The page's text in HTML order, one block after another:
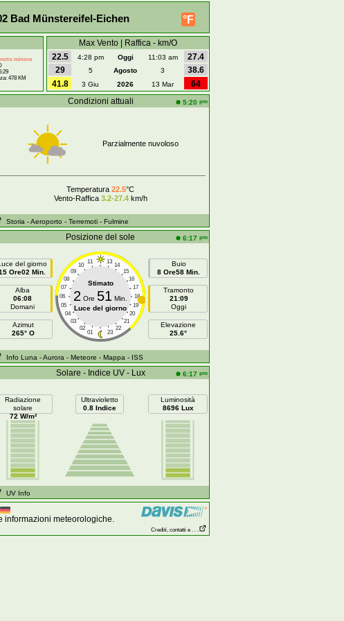
°F
Bad Münstereifel-Eichen
minore
478 KM
Max Vento | Raffica - km/O
22.5
4:28 pm Oggi 11:03 am
27.4
29
5 Agosto 3
38.6
41.8
3 Giu 2026 13 Mar
64
Condizioni attuali 5:20 pm
Parzialmente nuvoloso
Temperatura 22.5°C
Vento-Raffica 3.2-27.4km/h
Storia - Aeroporto - Terremoti - Fulmine
Posizione del sole 6:17 pm
del giorno
Ore02 Min.
Alba
06:08
Domani
Azimut
265° O
11 13
10
14
09
15
08
16
07
17
06
18
05
19
04
20
03
21
02
22
01 23
Stimato
2 Ore 51 Min.
Luce del giorno
Buio
8 Ore58 Min.
Tramonto
21:09
Oggi
Elevazione
25.6°
Info Luna - Aurora - Meteore - Mappa - ISS
Solare - Indice UV - Lux 6:17 pm
Radiazione
solare
72 W/m²
Ultravioletto
0.8 Indice
Luminosità
8696 Lux
UV Info
informazioni meteorologiche.
Crediti, contatti e . . .